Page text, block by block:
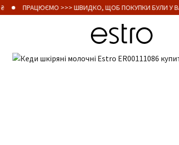
ПРАЦЮЄМО >>> ШВИДКО, ЩОБ ПОКУПКИ БУЛИ У